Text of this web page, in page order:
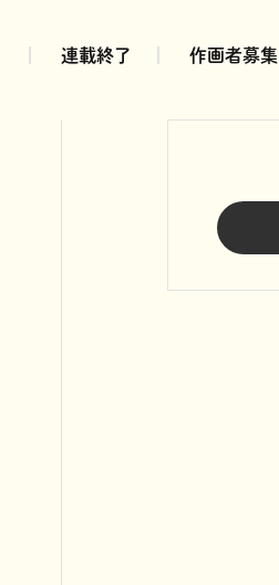
連載終了 作画者募集